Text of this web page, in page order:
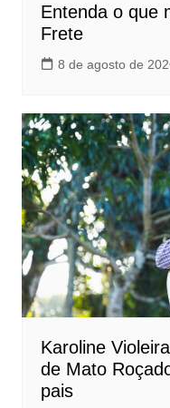
Entenda o que
Frete
8 de agosto de
Karoline
de Mato
pais